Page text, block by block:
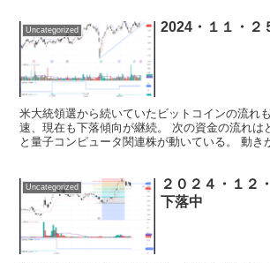
Uncategorized 2024・１１・２
米大統領選から続いていたビットコインの流れ
速、現在も下落傾向が継続。 次の資金の流れは
と量子コンピュータ関連株が動いている。 動き
Uncategorized
２０２４・１
下落中